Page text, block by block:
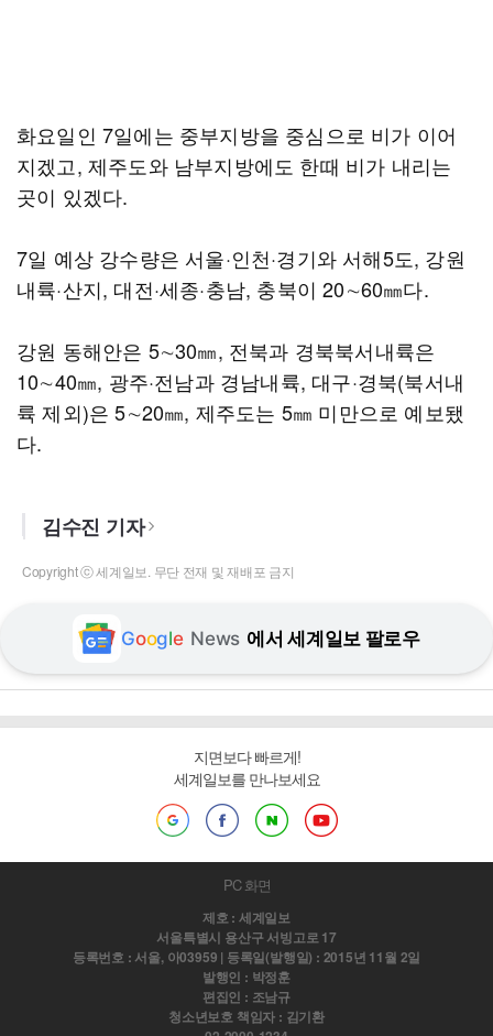
화요일인 7일에는 중부지방을 중심으로 비가 이어
지겠고, 제주도와 남부지방에도 한때 비가 내리는
곳이 있겠다.
7일 예상 강수량은 서울·인천·경기와 서해5도, 강원
내륙·산지, 대전·세종·충남, 충북이 20∼60㎜다.
강원 동해안은 5∼30㎜, 전북과 경북북서내륙은
10∼40㎜, 광주·전남과 경남내륙, 대구·경북(북서내
륙 제외)은 5∼20㎜, 제주도는 5㎜ 미만으로 예보됐
다.
김수진 기자
Copyright ⓒ 세계일보. 무단 전재 및 재배포 금지
Google News 에서 세계일보 팔로우
지면보다 빠르게!
세계일보를 만나보세요
PC 화면
제호 : 세계일보
서울특별시 용산구 서빙고로 17
등록번호 : 서울, 아03959 | 등록일(발행일) : 2015년 11월 2일
발행인 : 박정훈
편집인 : 조남규
청소년보호 책임자 : 김기환